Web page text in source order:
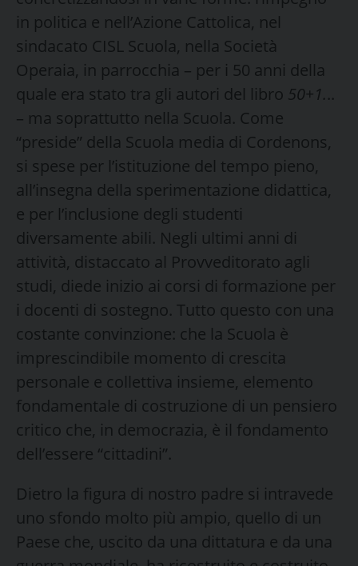
in politica e nell’Azione Cattolica, nel
sindacato CISL Scuola, nella Società
Operaia, in parrocchia – per i 50 anni della
quale era stato tra gli autori del libro 50+1...
– ma soprattutto nella Scuola. Come
“preside” della Scuola media di Cordenons,
si spese per l’istituzione del tempo pieno,
all’insegna della sperimentazione didattica,
e per l’inclusione degli studenti
diversamente abili. Negli ultimi anni di
attività, distaccato al Provveditorato agli
studi, diede inizio ai corsi di formazione per
i docenti di sostegno. Tutto questo con una
costante convinzione: che la Scuola è
imprescindibile momento di crescita
personale e collettiva insieme, elemento
fondamentale di costruzione di un pensiero
critico che, in democrazia, è il fondamento
dell’essere “cittadini”.
Dietro la figura di nostro padre si intravede
uno sfondo molto più ampio, quello di un
Paese che, uscito da una dittatura e da una